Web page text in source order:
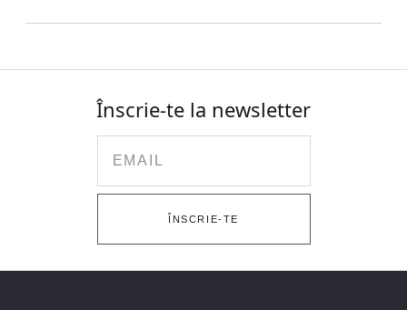
Înscrie-te la newsletter
ÎNSCRIE-TE